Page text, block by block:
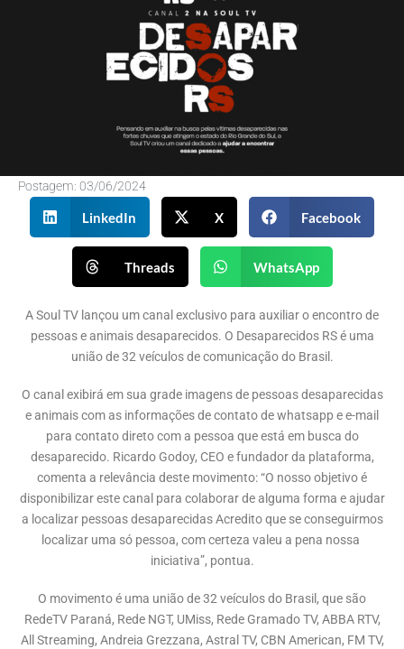
Postagem: 03/06/2024
LinkedIn X Facebook
Threads WhatsApp
A Soul TV lançou um canal exclusivo para auxiliar o encontro de
pessoas e animais desaparecidos. O Desaparecidos RS é uma
união de 32 veículos de comunicação do Brasil.
O canal exibirá em sua grade imagens de pessoas desaparecidas
e animais com as informações de contato de whatsapp e e-mail
para contato direto com a pessoa que está em busca do
desaparecido. Ricardo Godoy, CEO e fundador da plataforma,
comenta a relevância deste movimento: “O nosso objetivo é
disponibilizar este canal para colaborar de alguma forma e ajudar
a localizar pessoas desaparecidas Acredito que se conseguirmos
localizar uma só pessoa, com certeza valeu a pena nossa
iniciativa”, pontua.
O movimento é uma união de 32 veículos do Brasil, que são
RedeTV Paraná, Rede NGT, UMiss, Rede Gramado TV, ABBA RTV,
All Streaming, Andreia Grezzana, Astral TV, CBN American, FM TV,